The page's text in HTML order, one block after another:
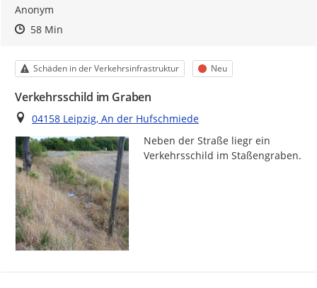
Anonym
Zeitpunkt des Erstellens
Zeitpunkt des Erstellens
58 MinZur Äußerung
Kategorie
Schäden in der Verkehrsinfrastruktur Status
Neu
Verkehrsschild im Graben
Ort
04158 Leipzig, An der Hufschmiede
Neben der Straße liegr ein
Verkehrsschild im Staßengraben.